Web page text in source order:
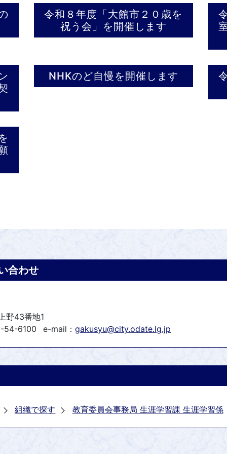
令和８年度「大館市２０歳を
祝う会」を開催します
NHKのど自慢を開催します
合わせ
野43番地1
54-6100 e-mail： gakusyu@city.odate.lg.jp
組織で探す 教育委員会事務局 生涯学習課 生涯学習係